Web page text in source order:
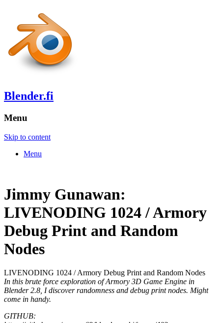
Blender.fi
Menu
Skip to content
Menu
Jimmy Gunawan:
LIVENODING 1024 / Armory
Debug Print and Random
Nodes
LIVENODING 1024 / Armory Debug Print and Random Nodes
In this brute force exploration of Armory 3D Game Engine in
Blender 2.8, I discover randomness and debug print nodes. Might
come in handy.
GITHUB: